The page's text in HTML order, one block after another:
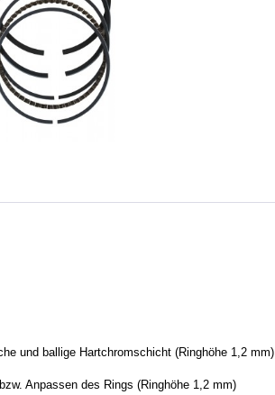
und ballige Hartchromschicht (Ringhöhe 1,2 mm)
Anpassen des Rings (Ringhöhe 1,2 mm)